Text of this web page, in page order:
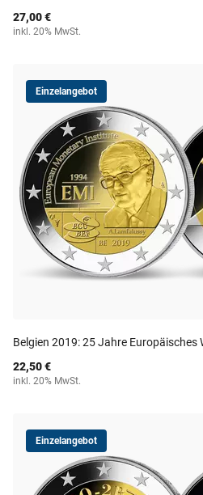
27,00 €
inkl. 20% MwSt.
Einzelangebot
Belgien 2019: 25 Jahre
22,50 €
inkl. 20% MwSt.
Einzelangebot